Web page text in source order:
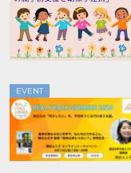
EVENT